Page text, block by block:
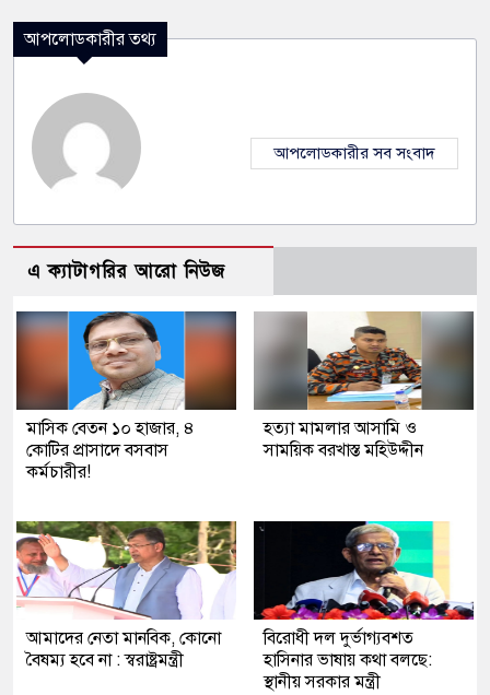
আপলোডকারীর তথ্য
আপলোডকারীর সব সংবাদ
এ ক্যাটাগরির আরো নিউজ
মাসিক বেতন ১০ হাজার, ৪
কোটির প্রাসাদে বসবাস
কর্মচারীর!
হত্যা মামলার আসামি ও
সাময়িক বরখাস্ত মহিউদ্দীন
আমাদের নেতা মানবিক, কোনো
বৈষম্য হবে না : স্বরাষ্ট্রমন্ত্রী
বিরোধী দল দুর্ভাগ্যবশত
হাসিনার ভাষায় কথা বলছে:
স্থানীয় সরকার মন্ত্রী